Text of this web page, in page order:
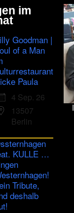
im
Goodman |
of a Man
Paula
4 Sep. 26
13507
Berlin
KULLE …
Tribute,
deshalb